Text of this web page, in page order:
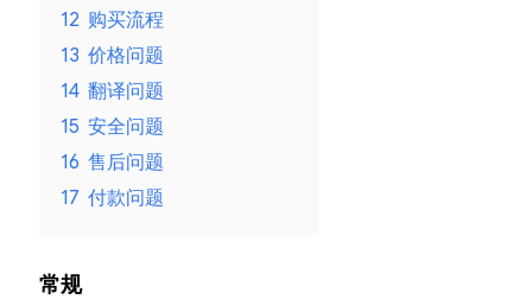
12 购买流程
13 价格问题
14 翻译问题
15 安全问题
16 售后问题
17 付款问题
常规